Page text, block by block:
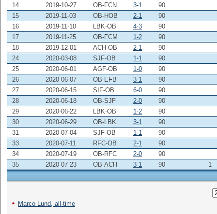
14
2019-10-27 OB-FCN 3-1
90
15
2019-11-03 OB-HOB 2-1
90
16
2019-11-10 LBK-OB 4-3
90
17
2019-11-25 OB-FCM 1-2
90
18
2019-12-01 ACH-OB 2-1
90
24
2020-03-08 SJF-OB 1-1
90
25
2020-06-01 AGF-OB 1-0
90
26
2020-06-07 OB-EFB 3-1
90
27
2020-06-15 SIF-OB 6-0
90
28
2020-06-18 OB-SJF 2-0
90
29
2020-06-22 LBK-OB 1-2
90
30
2020-06-29 OB-LBK 3-1
90
31
2020-07-04 SJF-OB 1-1
90
33
2020-07-11 RFC-OB 2-1
90
34
2020-07-19 OB-RFC 2-0
90
35
2020-07-23 OB-ACH 3-1 90 1
Marco Lund, all-time